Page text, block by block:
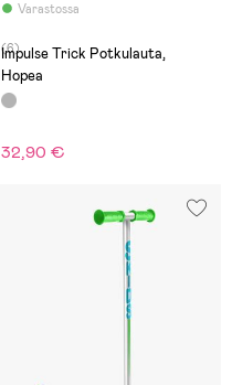
Varastossa
(6)
Impulse Trick Potkulauta,
Hopea
32,90 €